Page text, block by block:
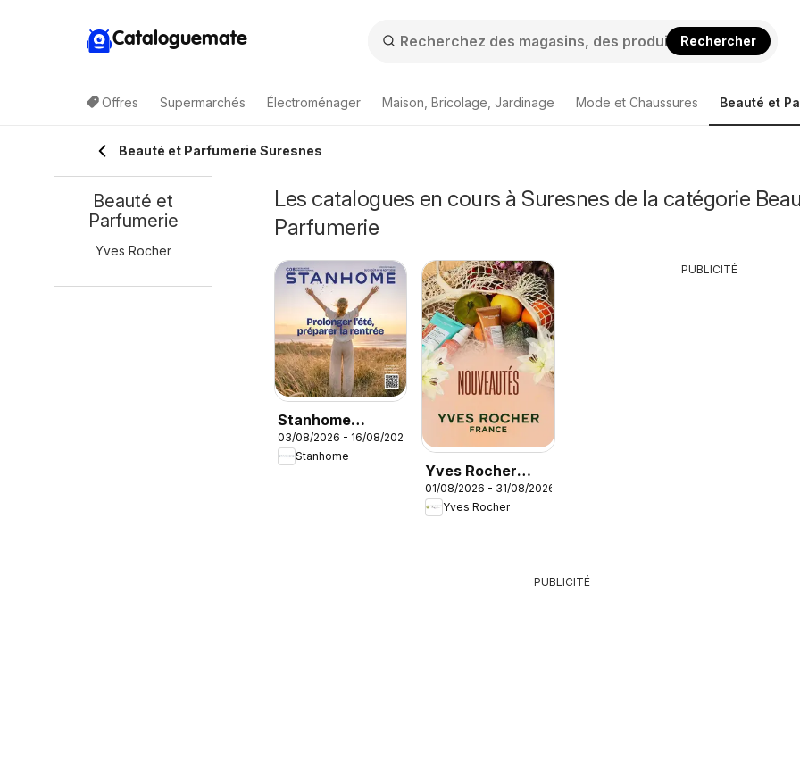
Cataloguemate Rechercher
Offres Supermarchés Électroménager Maison, Bricolage, Jardinage Mode et Chaussures Beauté et
Beauté et Parfumerie Suresnes
Les catalogues en cours à Suresnes de la catégorie
Parfumerie
Stanhome
catalogue
03/08/2026 - 16/08/2026
Stanhome
Yves Rocher
catalogue
01/08/2026 - 31/08/2026
Yves Rocher
PUBLICITÉ
PUBLICITÉ
Beauté et
Parfumerie
Yves Rocher